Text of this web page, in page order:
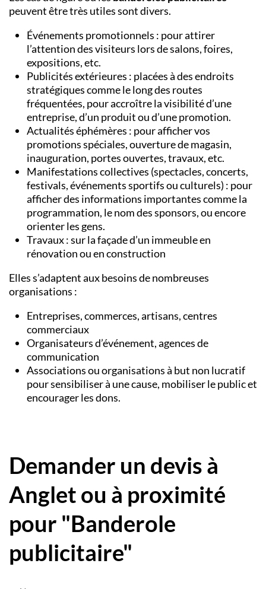
peuvent être très utiles sont divers.
Événements promotionnels : pour attirer
l’attention des visiteurs lors de salons, foires,
expositions, etc.
Publicités extérieures : placées à des endroits
stratégiques comme le long des routes
fréquentées, pour accroître la visibilité d’une
entreprise, d’un produit ou d’une promotion.
Actualités éphémères : pour afficher vos
promotions spéciales, ouverture de magasin,
inauguration, portes ouvertes, travaux, etc.
Manifestations collectives (spectacles, concerts,
festivals, événements sportifs ou culturels) : pour
afficher des informations importantes comme la
programmation, le nom des sponsors, ou encore
orienter les gens.
Travaux : sur la façade d’un immeuble en
rénovation ou en construction
Elles s’adaptent aux besoins de nombreuses
organisations :
Entreprises, commerces, artisans, centres
commerciaux
Organisateurs d’événement, agences de
communication
Associations ou organisations à but non lucratif
pour sensibiliser à une cause, mobiliser le public et
encourager les dons.
Demander un devis à
Anglet ou à proximité
pour "Banderole
publicitaire"